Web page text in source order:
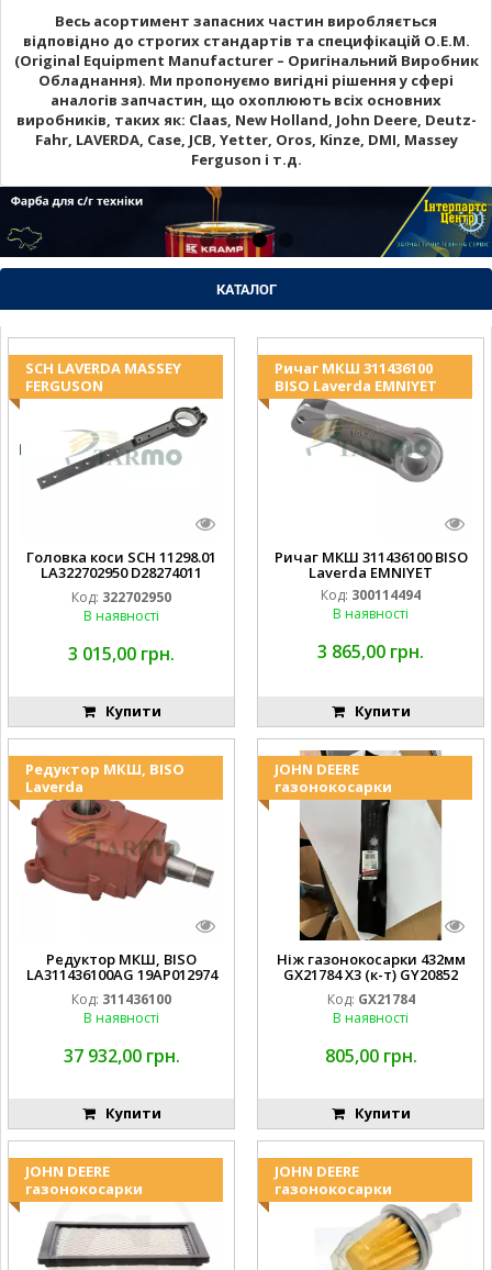
Весь асортимент запасних частин виробляється
відповідно до строгих стандартів та специфікацій O.E.M.
(Original Equipment Manufacturer – Оригінальний Виробник
Обладнання). Ми пропонуємо вигідні рішення у сфері
аналогів запчастин, що охоплюють всіх основних
виробників, таких як: Claas, New Holland, John Deere, Deutz-
Fahr, LAVERDA, Case, JCB, Yetter, Oros, Kinze, DMI, Massey
Ferguson і т.д.
КАТАЛОГ
SCH LAVERDA MASSEY
FERGUSON
Головка коси SCH 11298.01
LA322702950 D28274011
EMNIYET
Код: 322702950
В наявності
3 015,00 грн.
Купити
Ричаг МКШ 311436100
BISO Laverda EMNIYET
Ричаг МКШ 311436100 BISO
Laverda EMNIYET
Код: 300114494
В наявності
3 865,00 грн.
Купити
Редуктор МКШ, BISO
Laverda
Редуктор МКШ, BISO
LA311436100AG 19AP012974
Laverda EMNIYET
Код: 311436100
В наявності
37 932,00 грн.
Купити
JOHN DEERE
газонокосарки
Ніж газонокосарки 432мм
GX21784 X3 (к-т) GY20852
AM137757 AM141035
Код: GX21784
В наявності
805,00 грн.
Купити
JOHN DEERE
газонокосарки
JOHN DEERE
газонокосарки